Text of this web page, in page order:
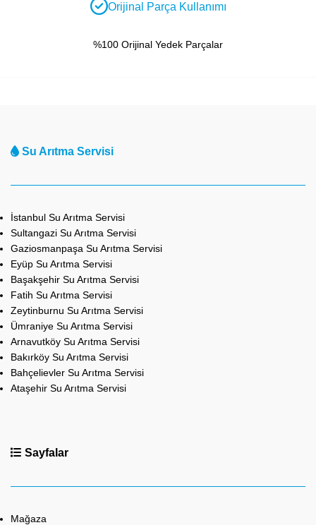
Orijinal Parça Kullanımı
%100 Orijinal Yedek Parçalar
Su Arıtma Servisi
İstanbul Su Arıtma Servisi
Sultangazi Su Arıtma Servisi
Gaziosmanpaşa Su Arıtma Servisi
Eyüp Su Arıtma Servisi
Başakşehir Su Arıtma Servisi
Fatih Su Arıtma Servisi
Zeytinburnu Su Arıtma Servisi
Ümraniye Su Arıtma Servisi
Arnavutköy Su Arıtma Servisi
Bakırköy Su Arıtma Servisi
Bahçelievler Su Arıtma Servisi
Ataşehir Su Arıtma Servisi
Sayfalar
Mağaza